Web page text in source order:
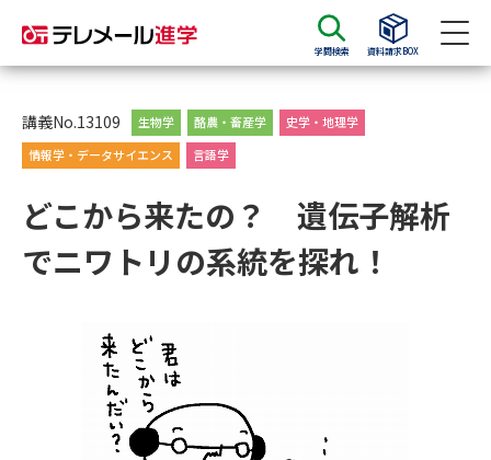
学問検索 資料請求BOX
資料請求 資料検索
大学・短大の資料種類から請求
大学パンフ 学部・学科パンフ
大学・短大以外の資料から請求
講義No.13109 生物学 酪農・畜産学
史学・地理学
情報学・データサイエンス
言語学
どこから来たの？ 遺伝子解析
でニワトリの系統を探れ！